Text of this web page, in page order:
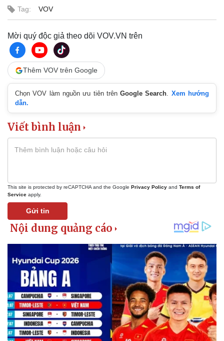
Thế giới
Quan sát
Cuộc sống đó đây
Hồ sơ
Video
Ảnh
Tag: VOV
Mời quý độc giả theo dõi VOV.VN trên
Thêm VOV trên Google
Chọn VOV làm nguồn ưu tiên trênGoogle Search. Xem hướng
dẫn.
Viết bình luận
This site is protected by reCAPTCHA and the Google Privacy Policy and Terms of
Service apply.
Gửi tin